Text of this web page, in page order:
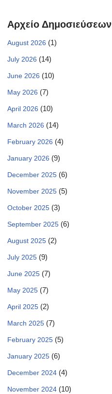
Αρχείο Δημοσιεύσεων
August 2026 (1)
July 2026 (14)
June 2026 (10)
May 2026 (7)
April 2026 (10)
March 2026 (14)
February 2026 (4)
January 2026 (9)
December 2025 (6)
November 2025 (5)
October 2025 (3)
September 2025 (6)
August 2025 (2)
July 2025 (9)
June 2025 (7)
May 2025 (7)
April 2025 (2)
March 2025 (7)
February 2025 (5)
January 2025 (6)
December 2024 (4)
November 2024 (10)